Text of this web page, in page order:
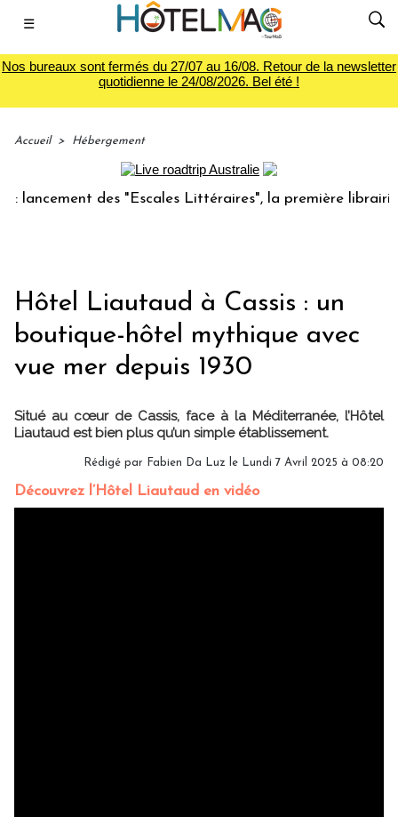
☰
Nos bureaux sont fermés du 27/07 au 16/08. Retour de la newsletter
quotidienne le 24/08/2026. Bel été !
Accueil > Hébergement
des "Escales Littéraires", la première librairie du
Hôtel Liautaud à Cassis : un
boutique-hôtel mythique avec
vue mer depuis 1930
Situé au cœur de Cassis, face à la Méditerranée, l’Hôtel
Liautaud est bien plus qu’un simple établissement.
Rédigé par Fabien Da Luz le Lundi 7 Avril 2025 à 08:20
Découvrez l’Hôtel Liautaud en vidéo